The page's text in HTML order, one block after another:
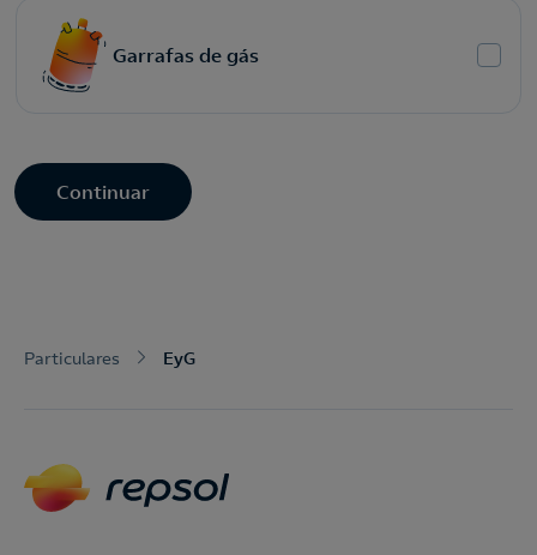
Garrafas de gás
Continuar
Particulares EyG